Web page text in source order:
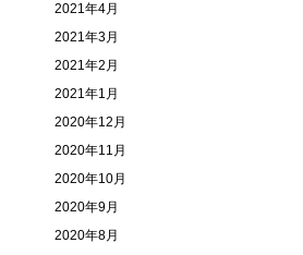
2021年4月
2021年3月
2021年2月
2021年1月
2020年12月
2020年11月
2020年10月
2020年9月
2020年8月